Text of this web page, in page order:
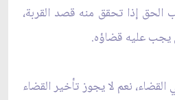
إذا تحقق منه قصد القربة،
يجب عليه قضاؤه.
نعم لا يجوز تأخير القضاء